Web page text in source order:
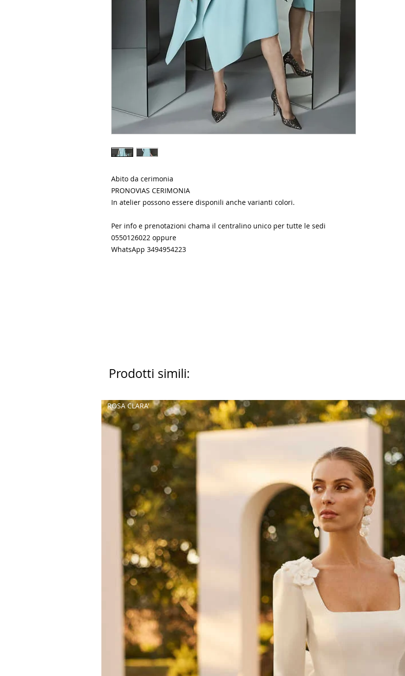
Abito da cerimonia
PRONOVIAS CERIMONIA
In atelier possono essere disponili anche varianti colori.
Per info e prenotazioni chama il centralino unico per tutte le sedi
0550126022 oppure
WhatsApp 3494954223
Prodotti simili:
ROSA CLARA'